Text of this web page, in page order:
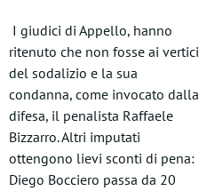
I giudici di Appello, hanno
ritenuto che non fosse ai vertici
del sodalizio e la sua
condanna, come invocato dalla
difesa, il penalista Raffaele
Bizzarro. Altri imputati
ottengono lievi sconti di pena:
Diego Bocciero passa da 20